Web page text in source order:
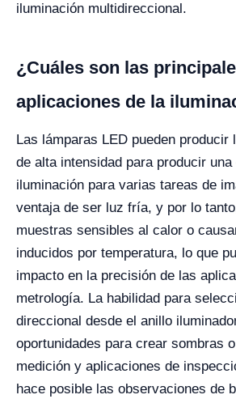
iluminación multidireccional.
¿Cuáles son las
aplicaciones de la
Las lámparas LED pueden producir
de alta intensidad para producir
iluminación para varias tareas de
ventaja de ser luz fría, y por lo
muestras sensibles al calor o
inducidos por temperatura, lo que
impacto en la precisión de las
metrología. La habilidad para
direccional desde el anillo
oportunidades para crear sombras
medición y aplicaciones de
hace posible las observaciones de